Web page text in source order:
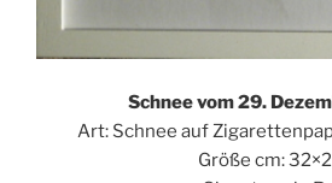
Schnee vom 29.
Art: Schnee auf
Größe cm: